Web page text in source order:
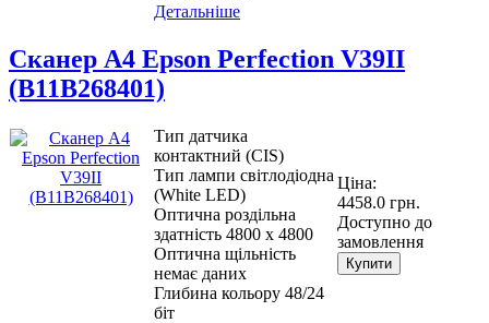
Детальніше
Сканер А4 Epson Perfection V39II
(B11B268401)
Тип датчика
контактний (CIS)
Тип лампи світлодіодна
(White LED)
Оптична роздільна
здатність 4800 x 4800
Оптична щільність
немає даних
Глибина кольору 48/24
біт
Ціна:
4458.0 грн.
Доступно до
замовлення
Купити